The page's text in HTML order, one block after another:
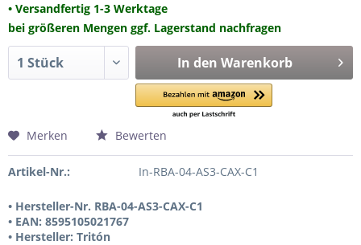
• Versandfertig 1-3 Werktage
bei größeren Mengen ggf. Lagerstand nachfragen
In den Warenkorb
Merken Bewerten
Artikel-Nr.: In-RBA-04-AS3-CAX-C1
• Hersteller-Nr. RBA-04-AS3-CAX-C1
• EAN: 8595105021767
• Hersteller: Tritón